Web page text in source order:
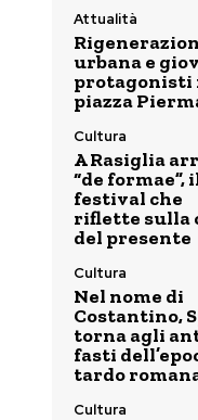
Attualità
urbana e
protagonisti
piazza
Cultura
A Rasiglia
“de formae”,
festival che
riflette sulla
del presente
Cultura
Nel nome di
Costantino,
torna agli
fasti
tardo
Cultura